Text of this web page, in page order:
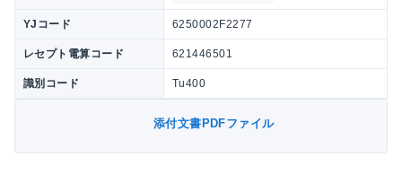
YJコード 6250002F2277
レセプト電算コード 621446501
識別コード Tu400
添付文書PDFファイル